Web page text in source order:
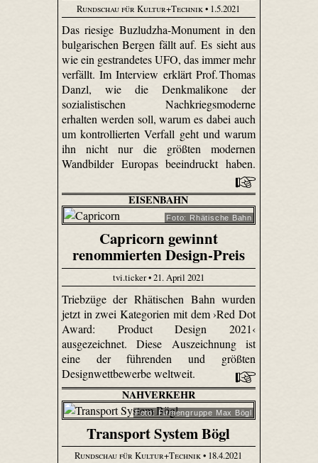
Rundschau für Kultur+Technik• 1.5.2021
Das riesige Buzludzha-Monument in den
bulgarischen Bergen fällt auf. Es sieht aus
wie ein gestrandetes UFO, das immer mehr
verfällt. Im Interview erklärt Prof. Thomas
Danzl, wie die Denkmalikone der
sozialistischen Nachkriegsmoderne
erhalten werden soll, warum es dabei auch
um kontrollierten Verfall geht und warum
ihn nicht nur die größten modernen
Wandbilder Europas beeindruckt haben.
EISENBAHN
Foto: Rhätische Bahn
Capricorn gewinnt
renommierten Design-Preis
tvi.ticker • 21. April 2021
Triebzüge der Rhätischen Bahn wurden
jetzt in zwei Kategorien mit dem ›Red Dot
Award: Product Design 2021‹
ausgezeichnet. Diese Auszeichnung ist
eine der führenden und größten
Designwettbewerbe weltweit.
NAHVERKEHR
Foto: Firmengruppe Max Bögl
Transport System Bögl
Rundschau für Kultur+Technik• 18.4.2021